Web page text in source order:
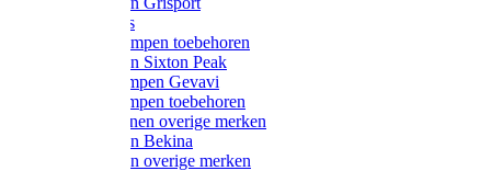
Accessoires
Houten klompen toebehoren
Werklaarzen Sixton Peak
Schoenklompen Gevavi
Schoenklompen toebehoren
Werkschoenen overige merken
Werklaarzen Bekina
Werklaarzen overige merken